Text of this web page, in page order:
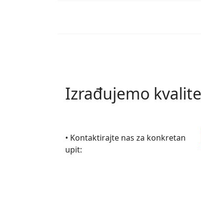
Izrađujemo
• Kontaktirajte nas za konkretan
upit: